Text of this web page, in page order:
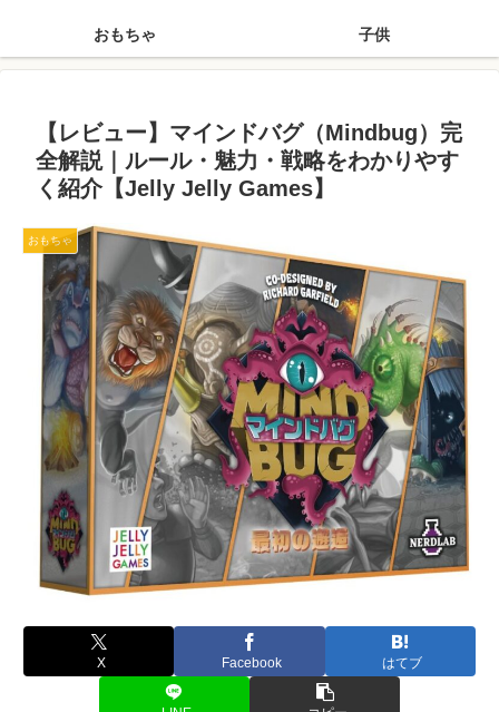
おもちゃ 子供
【レビュー】マインドバグ（Mindbug）完
全解説｜ルール・魅力・戦略をわかりやす
く紹介【Jelly Jelly Games】
おもちゃ
X Facebook はてブ